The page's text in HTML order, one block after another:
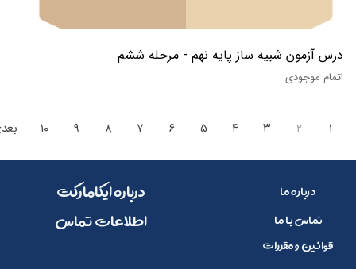
درس آزمون شبیه ساز پایه نهم - مرحله ششم
اتمام موجودی
۱ ۲ ۳ ۴ ۵ ۶ ۷ ۸ ۹ ۱۰
درباره ما
تماس با ما
قوانین و مقررات
​​درباره ایکامارکت
​اطلاعات تماس